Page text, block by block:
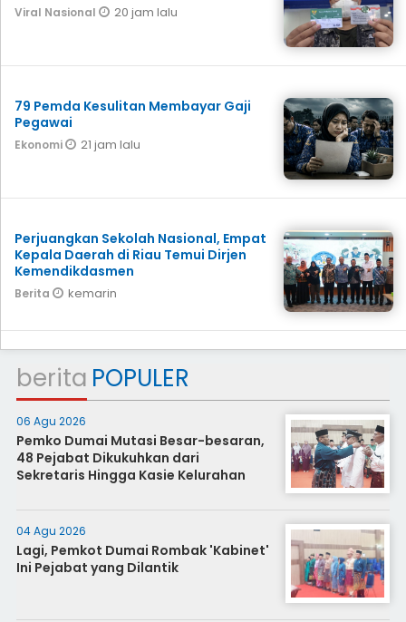
Viral Nasional 20 jam lalu
79 Pemda Kesulitan Membayar Gaji
Pegawai
Ekonomi 21 jam lalu
Perjuangkan Sekolah Nasional, Empat
Kepala Daerah di Riau Temui Dirjen
Kemendikdasmen
Berita kemarin
berita POPULER
06 Agu 2026
Pemko Dumai Mutasi Besar-besaran,
48 Pejabat Dikukuhkan dari
Sekretaris Hingga Kasie Kelurahan
04 Agu 2026
Lagi, Pemkot Dumai Rombak 'Kabinet'
Ini Pejabat yang Dilantik